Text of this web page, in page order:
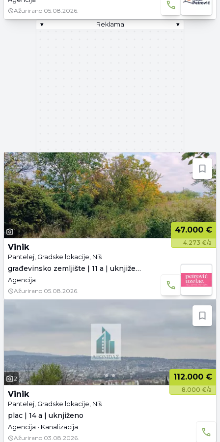
Ažurirano 05.08.2026.
▾
Reklama ▾
1 47.000 €
4.273 €/a
Vinik
Pantelej, Gradske lokacije, Niš
građevinsko zemljište | 11 a | uknjiženo
Agencija
Ažurirano 05.08.2026.
2 112.000 €
8.000 €/a
Vinik
Pantelej, Gradske lokacije, Niš
plac | 14 a | uknjiženo
Agencija • Kanalizacija
Ažurirano 03.08.2026.